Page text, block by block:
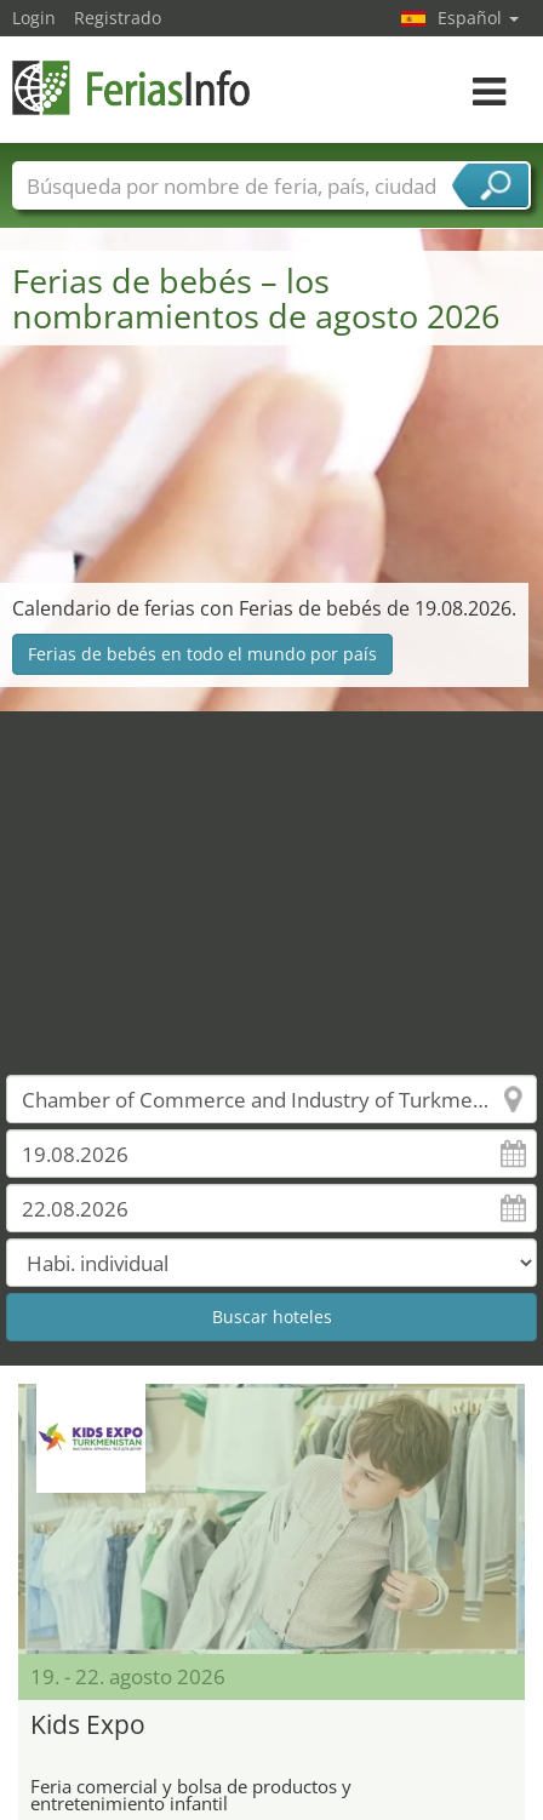
Ferias de bebés – los
nombramientos de agosto 2026
Calendario de ferias con Ferias de bebés de 19.08.2026.
Ferias de bebés en todo el mundo por país
19. - 22. agosto 2026
Kids Expo
Feria comercial y bolsa de productos y
entretenimiento infantil
Login Registrado Español
toggle
Nombres de ferias Países
Ciudades
Sectores de proveedor de servicios